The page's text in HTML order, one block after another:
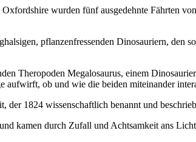
wurden fünf ausgedehnte Fährten
pflanzenfressenden Dinosauriern, den
Theropoden Megalosaurus, einem
aufwirft, ob und wie die beiden miteinander
der 1824 wissenschaftlich benannt und
kamen durch Zufall und Achtsamkeit ans